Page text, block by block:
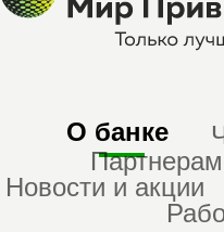
О банке
Партнерам
Новости и акции